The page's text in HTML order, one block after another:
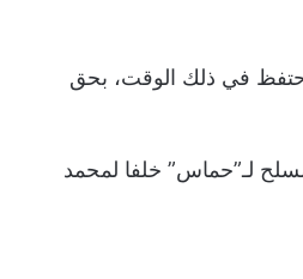
في ذلك الوقت، بحق
55 عامًا تولى قيادة الجناح المسلح لـ”حماس” خلفا لمحمد